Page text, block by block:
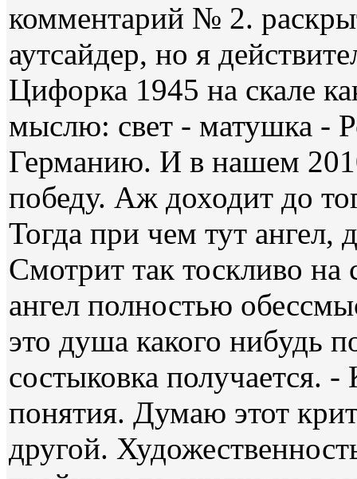
комментарий № 2.
аутсайдер, но я
Цифорка 1945 на скале
мыслю: свет - матушка -
Германию. И в нашем
победу. Аж доходит до
Тогда при чем тут ангел,
Смотрит так тоскливо
ангел полностью
это душа какого нибудь
состыковка получается.
понятия. Думаю этот
другой.